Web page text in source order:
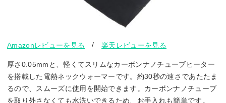
Amazonレビューを見る /楽天レビューを見る
厚さ0.05mmと、軽くてスリムなカーボンナノチューブヒーター
を搭載した電熱ネックウォーマーです。約30秒の速さであたたま
るので、スムーズに使用を開始できます。カーボンナノチューブ
を取り外さなくても水洗いできるため、お手入れも簡単です。